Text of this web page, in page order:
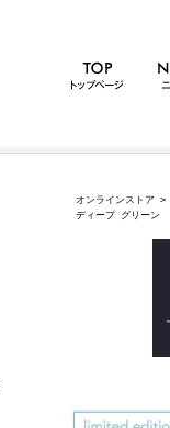
オンラインストア >
ディープ グリーン